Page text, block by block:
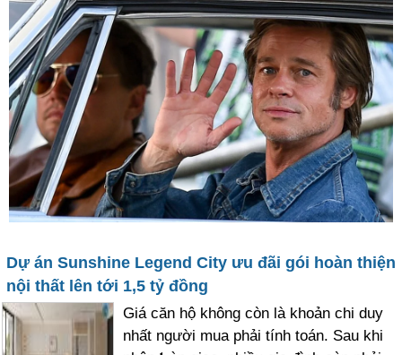
Dự án Sunshine Legend City ưu đãi gói hoàn thiện
nội thất lên tới 1,5 tỷ đồng
Giá căn hộ không còn là khoản chi duу
nhất người mua phải tính toán. Sau khi